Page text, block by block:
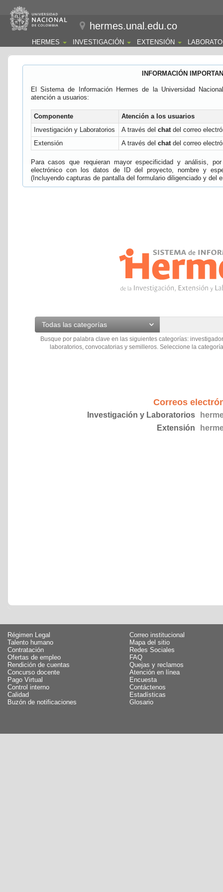
hermes.unal.edu.co
HERMES INVESTIGACIÓN EXTENSIÓN
INFORMACIÓN
El Sistema de Información Hermes de la Universidad
atención a usuarios:
Componente
Atención a los usuarios
Investigación y Laboratorios
A través del chatdel correo
Extensión
A través del chatdel correo
Para casos que requieran mayor especificidad y análisis,
electrónico con los datos de ID del proyecto, nombre y
(Incluyendo capturas de pantalla del formulario diligenciado y del
Todas las categorías
Busque por palabra clave en las siguientes categorías:
laboratorios, convocatorias y semilleros. Seleccione la
Correos
Investigación y Laboratorios
Extensión
Régimen Legal
Talento humano
Contratación
Ofertas de empleo
Rendición de cuentas
Concurso docente
Pago Virtual
Control interno
Calidad
Buzón de notificaciones
Correo institucional
Mapa del sitio
Redes Sociales
FAQ
Quejas y reclamos
Atención en línea
Encuesta
Contáctenos
Estadísticas
Glosario